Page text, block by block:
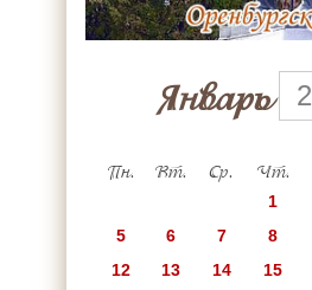
Январь
Пн. Вт. Ср. Чт.
1
5
6 7 8
12
13 14 15